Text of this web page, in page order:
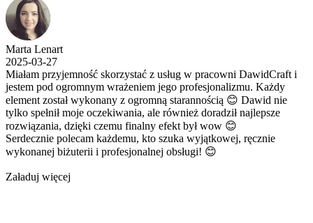
Marta Lenart
2025-03-27
Miałam przyjemność skorzystać z usług w pracowni DawidCraft i
jestem pod ogromnym wrażeniem jego profesjonalizmu. Każdy
element został wykonany z ogromną starannością 😊 Dawid nie
tylko spełnił moje oczekiwania, ale również doradził najlepsze
rozwiązania, dzięki czemu finalny efekt był wow 😊
Serdecznie polecam każdemu, kto szuka wyjątkowej, ręcznie
wykonanej biżuterii i profesjonalnej obsługi! 😊
Załaduj więcej